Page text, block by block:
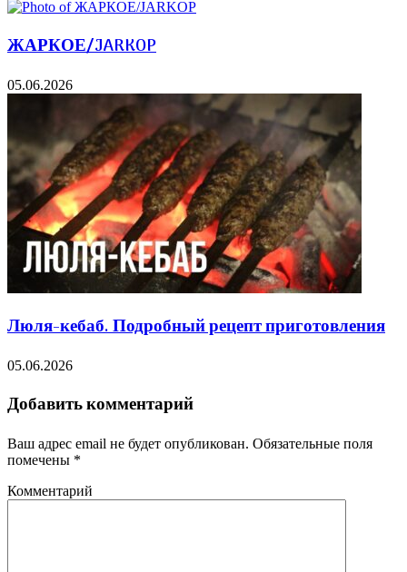
ЖАРКОЕ/JARKOP
05.06.2026
Люля-кебаб. Подробный рецепт приготовления
05.06.2026
Добавить комментарий
Ваш адрес email не будет опубликован. Обязательные поля
помечены *
Комментарий